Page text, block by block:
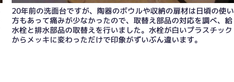
20年前の洗面台ですが、陶器のボウルや収納の扉材は日頃の使い
方もあって痛みが少なかったので、取替え部品の対応を調べ、給
水栓と排水部品の取替えを行いました。水栓が白いプラスチック
からメッキに変わっただけで印象がずいぶん違います。